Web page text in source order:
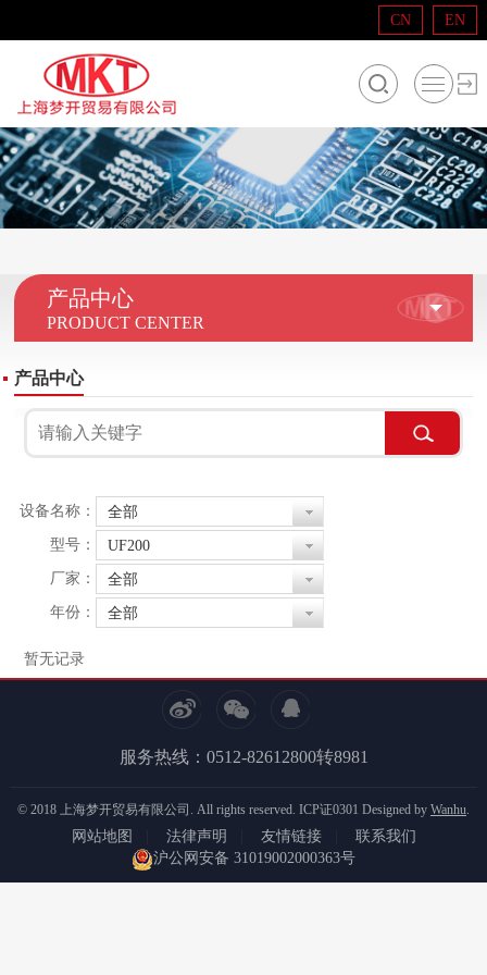
CN EN
产品中心
PRODUCT CENTER
产品中心
设备名称：
全部
型号：
UF200
厂家：
全部
年份：
全部
暂无记录
服务热线：0512-82612800转8981
© 2018 上海梦开贸易有限公司. All rights reserved. ICP证0301 Designed by Wanhu.
网站地图 法律声明 友情链接
联系我们
沪公网安备 31019002000363号